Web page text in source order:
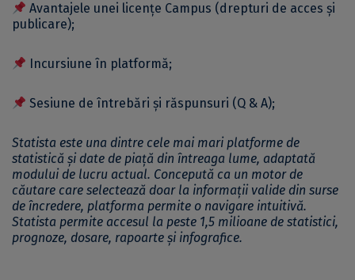
Avantajele unei licențe Campus (drepturi de acces și
publicare);
Incursiune în platformă;
Sesiune de întrebări și răspunsuri (Q & A);
Statista este una dintre cele mai mari platforme de
statistică și date de piață din întreaga lume, adaptată
modului de lucru actual. Concepută ca un motor de
căutare care selectează doar la informații valide din surse
de încredere, platforma permite o navigare intuitivă.
Statista permite accesul la peste 1,5 milioane de statistici,
prognoze, dosare, rapoarte și infografice.